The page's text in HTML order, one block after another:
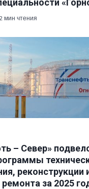
2 мин чтения
– Север»
реконструкции
за 2025